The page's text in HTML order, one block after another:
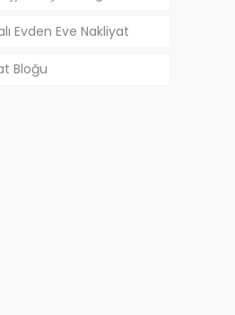
Evden Eve Nakliyat
Bloğu